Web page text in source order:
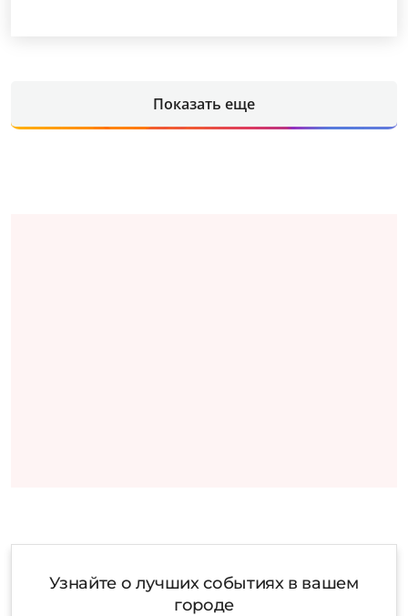
Показать еще
Узнайте о лучших событиях в вашем
городе